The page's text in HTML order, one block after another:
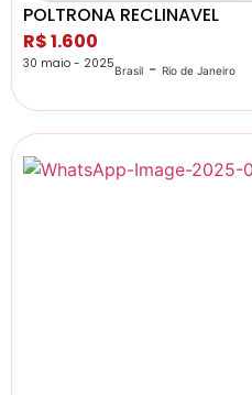
POLTRONA RECLINAVEL
R$ 1.600
30 maio - 2025Brasil - Rio de Janeiro